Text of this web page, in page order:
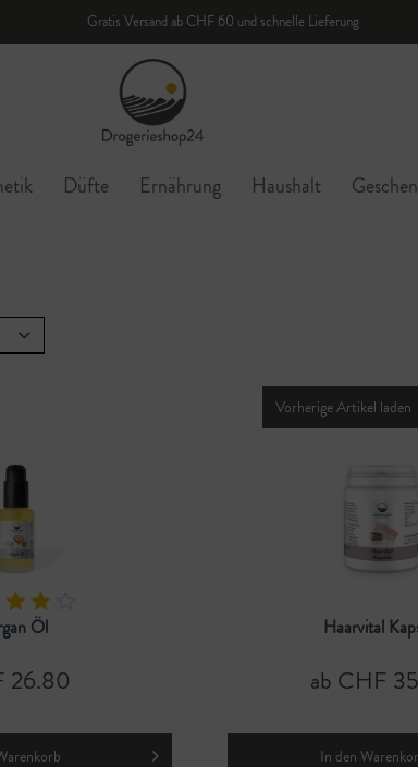
Gratis Versand ab CHF 60 und schnelle Lieferung
Düfte Ernährung Haushalt
Vorherige Artikel laden
Öl
26.80
Haarvital
ab CHF
In den